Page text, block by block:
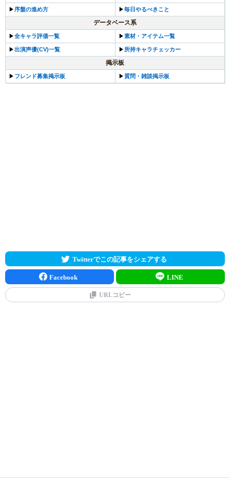
▶︎ 序盤の進め方 ▶︎毎日やるべきこと
データベース系
▶︎全キャラ評価一覧 ▶︎素材・アイテム一覧
▶︎出演声優(CV)一覧 ▶︎ 所持キャラチェッカー
掲示板
▶︎ フレンド募集掲示板 ▶︎質問・雑談掲示板
Twitterでこの記事をシェアする
Facebook LINE
URLコピー